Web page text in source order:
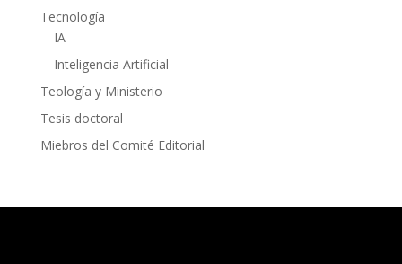
Tecnología
IA
Inteligencia Artificial
Teología y Ministerio
Tesis doctoral
Miebros del Comité Editorial